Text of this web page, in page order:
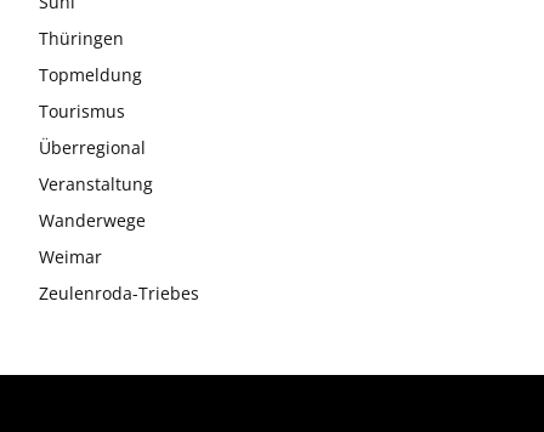
Thüringen
Topmeldung
Tourismus
Überregional
Veranstaltung
Wanderwege
Weimar
Zeulenroda-Triebes